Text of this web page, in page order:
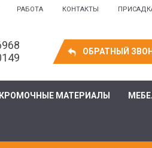
РАБОТА КОНТАКТЫ
ОБРАТНЫЙ
КРОМОЧНЫЕ МАТЕРИАЛЫ